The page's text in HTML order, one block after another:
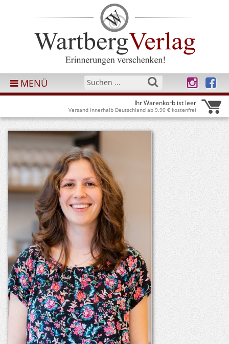
MENÜ
Ihr Warenkorb ist leer
Versand innerhalb Deutschland ab 9,90 € kostenfrei